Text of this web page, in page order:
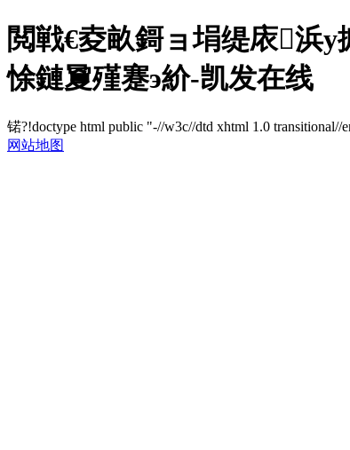
閲戦€夌畝鎶ョ埍缇庡浜
悇鏈夐殣蹇э紒-凯发在线
锘?!doctype html public "-//w3c//dtd xhtml 1.0
网站地图